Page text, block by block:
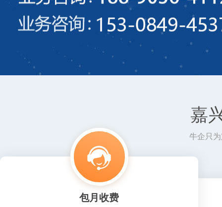
嘉
牛企只
包月收费